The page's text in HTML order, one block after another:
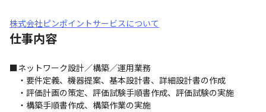
株式会社ピンポイントサービスについて
仕事内容
■ネットワーク設計／構築／運用業務
・要件定義、機器提案、基本設計書、詳細設計書の作成
・評価計画の策定、評価試験手順書作成、評価試験の実施
・構築手順書作成、構築作業の実施